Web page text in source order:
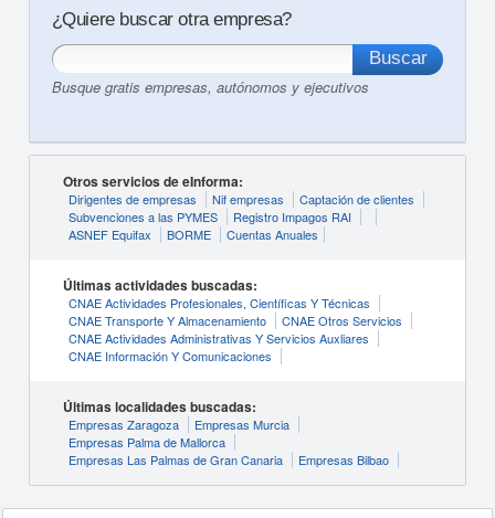
¿Quiere buscar otra empresa?
Busque gratis empresas, autónomos y ejecutivos
Otros servicios de eInforma:
Dirigentes de empresas Nif empresas
Captación de clientes
Subvenciones a las PYMES
Registro Impagos RAI
ASNEF Equifax
BORME Cuentas Anuales
Últimas actividades buscadas:
CNAE Actividades Profesionales, Científicas Y Técnicas
CNAE Transporte Y Almacenamiento
CNAE Otros Servicios
CNAE Actividades Administrativas Y Servicios Auxliares
CNAE Información Y Comunicaciones
Últimas localidades buscadas:
Empresas Zaragoza
Empresas Murcia
Empresas Palma de Mallorca
Empresas Las Palmas de Gran Canaria
Empresas Bilbao